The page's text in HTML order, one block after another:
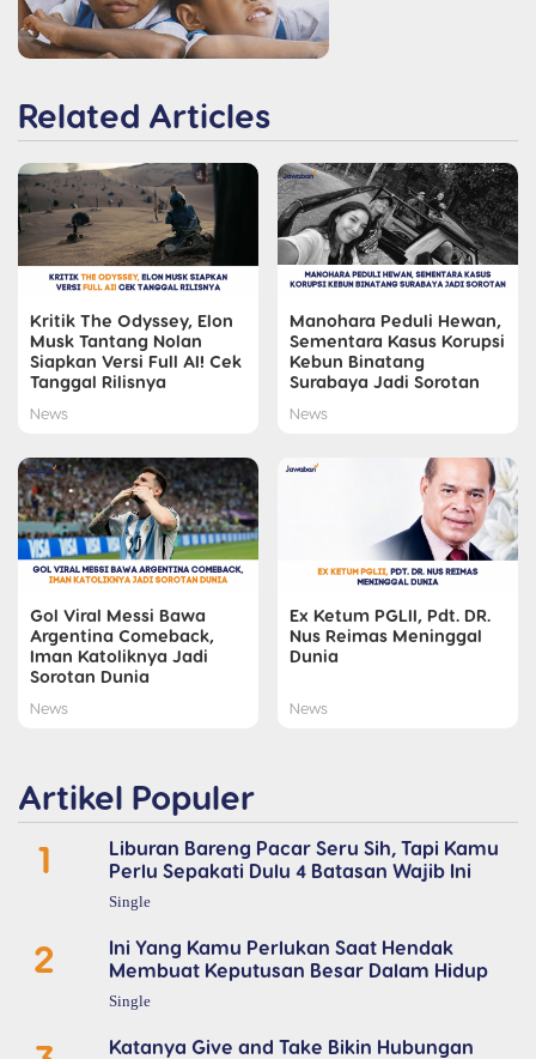
Related Articles
Kritik The Odyssey, Elon
Musk Tantang Nolan
Siapkan Versi Full AI! Cek
Tanggal Rilisnya
News
Manohara Peduli Hewan,
Sementara Kasus Korupsi
Kebun Binatang
Surabaya Jadi Sorotan
News
Gol Viral Messi Bawa
Argentina Comeback,
Iman Katoliknya Jadi
Sorotan Dunia
News
Ex Ketum PGLII, Pdt. DR.
Nus Reimas Meninggal
Dunia
News
Artikel Populer
1
Liburan Bareng Pacar Seru Sih, Tapi Kamu
Perlu Sepakati Dulu 4 Batasan Wajib Ini
Single
2
Ini Yang Kamu Perlukan Saat Hendak
Membuat Keputusan Besar Dalam Hidup
Single
Katanya Give and Take Bikin Hubungan